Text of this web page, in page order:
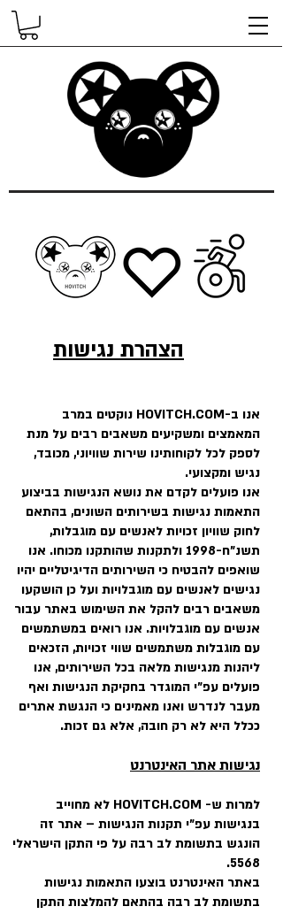
הצהרת נגישות
אנו ב-HOVITCH.COM נוקטים במרב
המאמצים ומשקיעים משאבים רבים על מנת
לספק לכל לקוחותינו שירות שוויוני, מכובד,
נגיש ומקצועי.
אנו פועלים לקדם את נושא הנגישות בביצוע
התאמות נגישות בשירותים השונים, בהתאם
לחוק שוויון זכויות לאנשים עם מוגבלות,
תשנ"ח-1998 ולתקנות שהותקנו מכוחו. אנו
שואפים להבטיח כי השירותים הדיגיטליים יהיו
נגישים לאנשים עם מוגבלויות ועל כן הושקעו
משאבים רבים להקל את השימוש באתר עבור
אנשים עם מוגבלויות. אנו רואים במשתמשים
עם מוגבלות משתמשים שווי זכויות, הזכאים
ליהנות מנגישות מלאה בכל השירותים, אנו
פועלים עפ"י המוגדר בחקיקת הנגישות ואף
מעבר לנדרש ואנו מאמינים כי הנגשת אתרים
ככלל היא לא רק חובה, אלא גם זכות.
נגישות אתר האינטרנט
למרות ש- HOVITCH.COM לא מחוייב
בנגישות עפ"י תקנות הנגישות – אתר זה
הונגש בתשומת לב רבה על פי התקן הישראלי
5568.
באתר האינטרנט בוצעו התאמות נגישות
בתשומת לב רבה בהתאם להמלצות התקן